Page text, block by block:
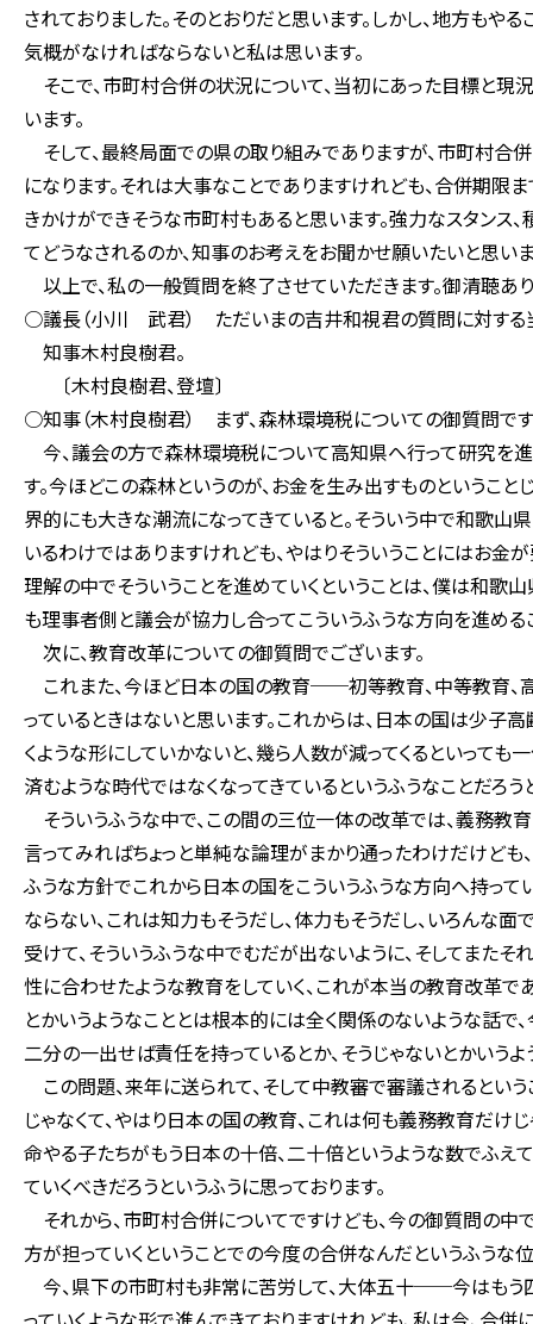
されておりました。そのとおりだと思います。しかし、地方も
気概がなければならないと私は思います。
そこで、市町村合併の状況について、当初にあった目標と現
います。
そして、最終局面での県の取り組みでありますが、市町村合
になります。それは大事なことでありますけれども、合併期限
きかけができそうな市町村もあると思います。強力なスタンス
てどうなされるのか、知事のお考えをお聞かせ願いたいと思いま
以上で、私の一般質問を終了させていただきます。御清聴あ
○議長（小川 武君） ただいまの吉井和視君の質問に対する
知事木村良樹君。
〔木村良樹君、登壇〕
○知事（木村良樹君） まず、森林環境税についての御質問です
今、議会の方で森林環境税について高知県へ行って研究を
す。今ほどこの森林というのが、お金を生み出すものというこ
界的にも大きな潮流になってきていると。そういう中で和歌
いるわけではありますけれども、やはりそういうことにはお金
理解の中でそういうことを進めていくということは、僕は和歌
も理事者側と議会が協力し合ってこういうふうな方向を進める
次に、教育改革についての御質問でございます。
これまた、今ほど日本の国の教育──初等教育、中等教育
っているときはないと思います。これからは、日本の国は少子
くような形にしていかないと、幾ら人数が減ってくるといって
済むような時代ではなくなってきているというふうなことだろう
そういうふうな中で、この間の三位一体の改革では、義務教
言ってみればちょっと単純な論理がまかり通ったわけだけども
ふうな方針でこれから日本の国をこういうふうな方向へ持っ
ならない、これは知力もそうだし、体力もそうだし、いろんな
受けて、そういうふうな中でむだが出ないように、そしてま
性に合わせたような教育をしていく、これが本当の教育改革
とかいうようなこととは根本的には全く関係のないような話
二分の一出せば責任を持っているとか、そうじゃないとかいう
この問題、来年に送られて、そして中教審で審議されるとい
じゃなくて、やはり日本の国の教育、これは何も義務教育だけ
命やる子たちがもう日本の十倍、二十倍というような数でふえ
ていくべきだろうというふうに思っております。
それから、市町村合併についてですけども、今の御質問の中
方が担っていくということでの今度の合併なんだというふうな
今、県下の市町村も非常に苦労して、大体五十──今はもう